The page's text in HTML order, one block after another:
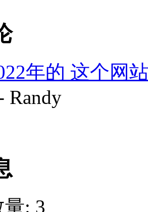
年的 这个网
Randy
: 3